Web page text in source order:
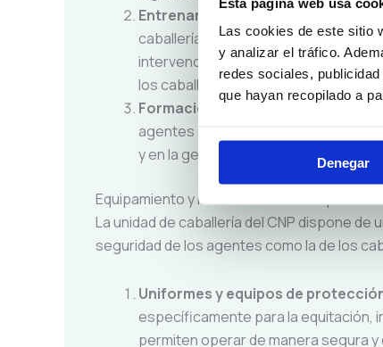
Las cookies de este sitio
y analizar el tráfico.
redes sociales,
que hayan recopilado a
Denegar
Entrenamiento específico en
caballería reciben formación
intervención montada. Este
los caballos estén en las mejores
Formación en tácticas de control
agentes de la caballería reciben
y en la gestión de situaciones de alta
Equipamiento y recursos utilizados por la
La unidad de caballería del CNP dispone
seguridad de los agentes como la de los
Uniformes y equipos de
específicamente para la equitación,
permiten operar de manera segura